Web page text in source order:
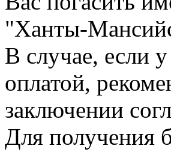
"Ханты-
В случае, если
оплатой,
заключении
Для получения